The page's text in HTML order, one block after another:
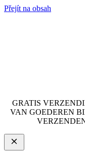
Přejít na obsah
GRATIS
VAN GOEDEREN